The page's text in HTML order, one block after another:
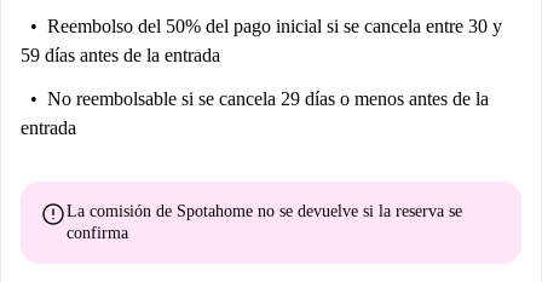
inmediatamente el horario de proyección o el enlace para reservar.
Reembolso del 50% del pago inicial si se cancela entre 30 y
59 días antes de la entrada
No reembolsable si se cancela 29 días o menos antes de la
entrada
errorLa comisión de Spotahome no se devuelve si la reserva se
confirma